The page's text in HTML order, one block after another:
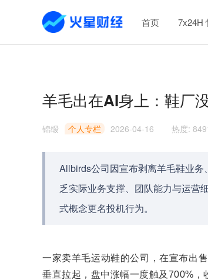
首页 7x24H
羊毛出在AI身上：鞋厂
锦缎 个人专栏 2026-04-16 热度:
Allbirds公司因宣布剥离羊毛鞋业
乏实际业务支撑、团队能力与运营
式概念更名投机行为。
一家卖羊毛运动鞋的公司，在宣布出
垂直拉起，盘中涨幅一度触及700%，